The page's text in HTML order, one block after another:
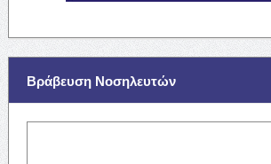
Βράβευση Νοσηλευτών